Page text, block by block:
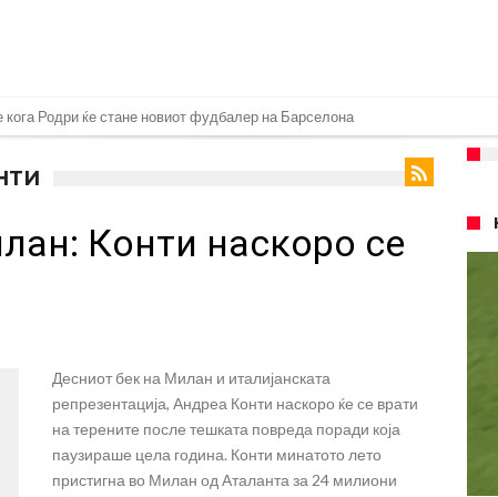
Родри ќе стане новиот фудбалер на Барселона
„војна“ поради фудбалер вреден 69 милиони евра!
Барселона?
сè досега го поддржал?
евра, но не го затвора паричникот – ќе има уште засилувања!
да ја отвори касата, дали има 100.000.000 евра за да ги задоволи
од планетата најдобро покажува кој е и што е Лука Модриќ
Сен Жермен
еден услов
Конти наскоро се
Десниот бек на Милан и италијанската
репрезентација, Андреа Конти наскоро ќе се врати
на терените после тешката повреда поради која
паузираше цела година. Конти минатото лето
пристигна во Милан од Аталанта за 24 милиони